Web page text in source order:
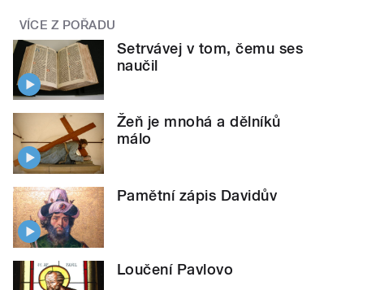
VÍCE Z POŘADU
Setrvávej v tom, čemu ses
naučil
Žeň je mnohá a dělníků
málo
Pamětní zápis Davidův
Loučení Pavlovo